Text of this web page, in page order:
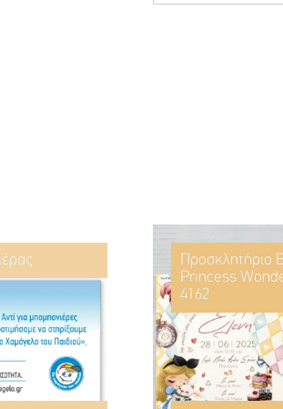
Προσκλητήριο
Princess
4162